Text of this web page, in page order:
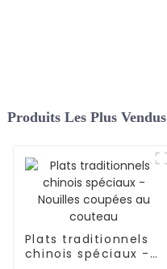
Produits Les Plus Vendus
Plats traditionnels
chinois spéciaux -